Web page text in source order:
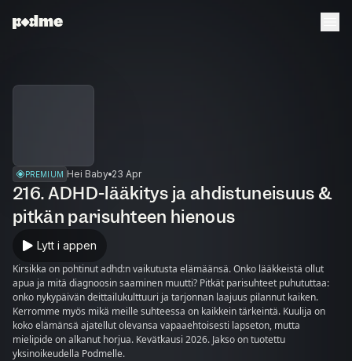
PREMIUM Hei Baby 23 Apr
216. ADHD-lääkitys ja ahdistuneisuus &
pitkän parisuhteen hienous
Lytt i appen
Kirsikka on pohtinut adhd:n vaikutusta elämäänsä. Onko lääkkeistä ollut
apua ja mitä diagnoosin saaminen muutti? Pitkät parisuhteet puhututtaa:
onko nykypäivän deittailukulttuuri ja tarjonnan laajuus pilannut kaiken.
Kerromme myös mikä meille suhteessa on kaikkein tärkeintä. Kuulija on
koko elämänsä ajatellut olevansa vapaaehtoisesti lapseton, mutta
mielipide on alkanut horjua. Kevätkausi 2026. Jakso on tuotettu
yksinoikeudella Podmelle.